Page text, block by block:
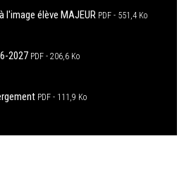
élève MAJEUR PDF 551,4 Ko
2027 PDF 206,6 Ko
PDF 111,9 Ko